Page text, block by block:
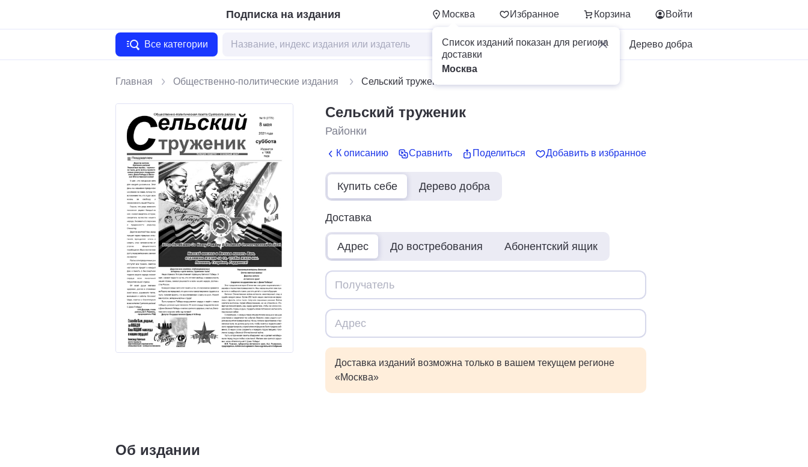
Подписка на издания Москва Избранное Корзина
Список изданий показан для региона
доставки
Москва
Войти
Все категории Для бизнеса Дерево добра
Главная Общественно-политические издания Сельский труженик
Сельский труженик
Районки
К описанию Сравнить Поделиться Добавить в избранное
Купить себе Дерево добра
Доставка
Адрес До востребования Абонентский ящик
Доставка изданий возможна только в вашем текущем регионе
«Москва»
Об издании